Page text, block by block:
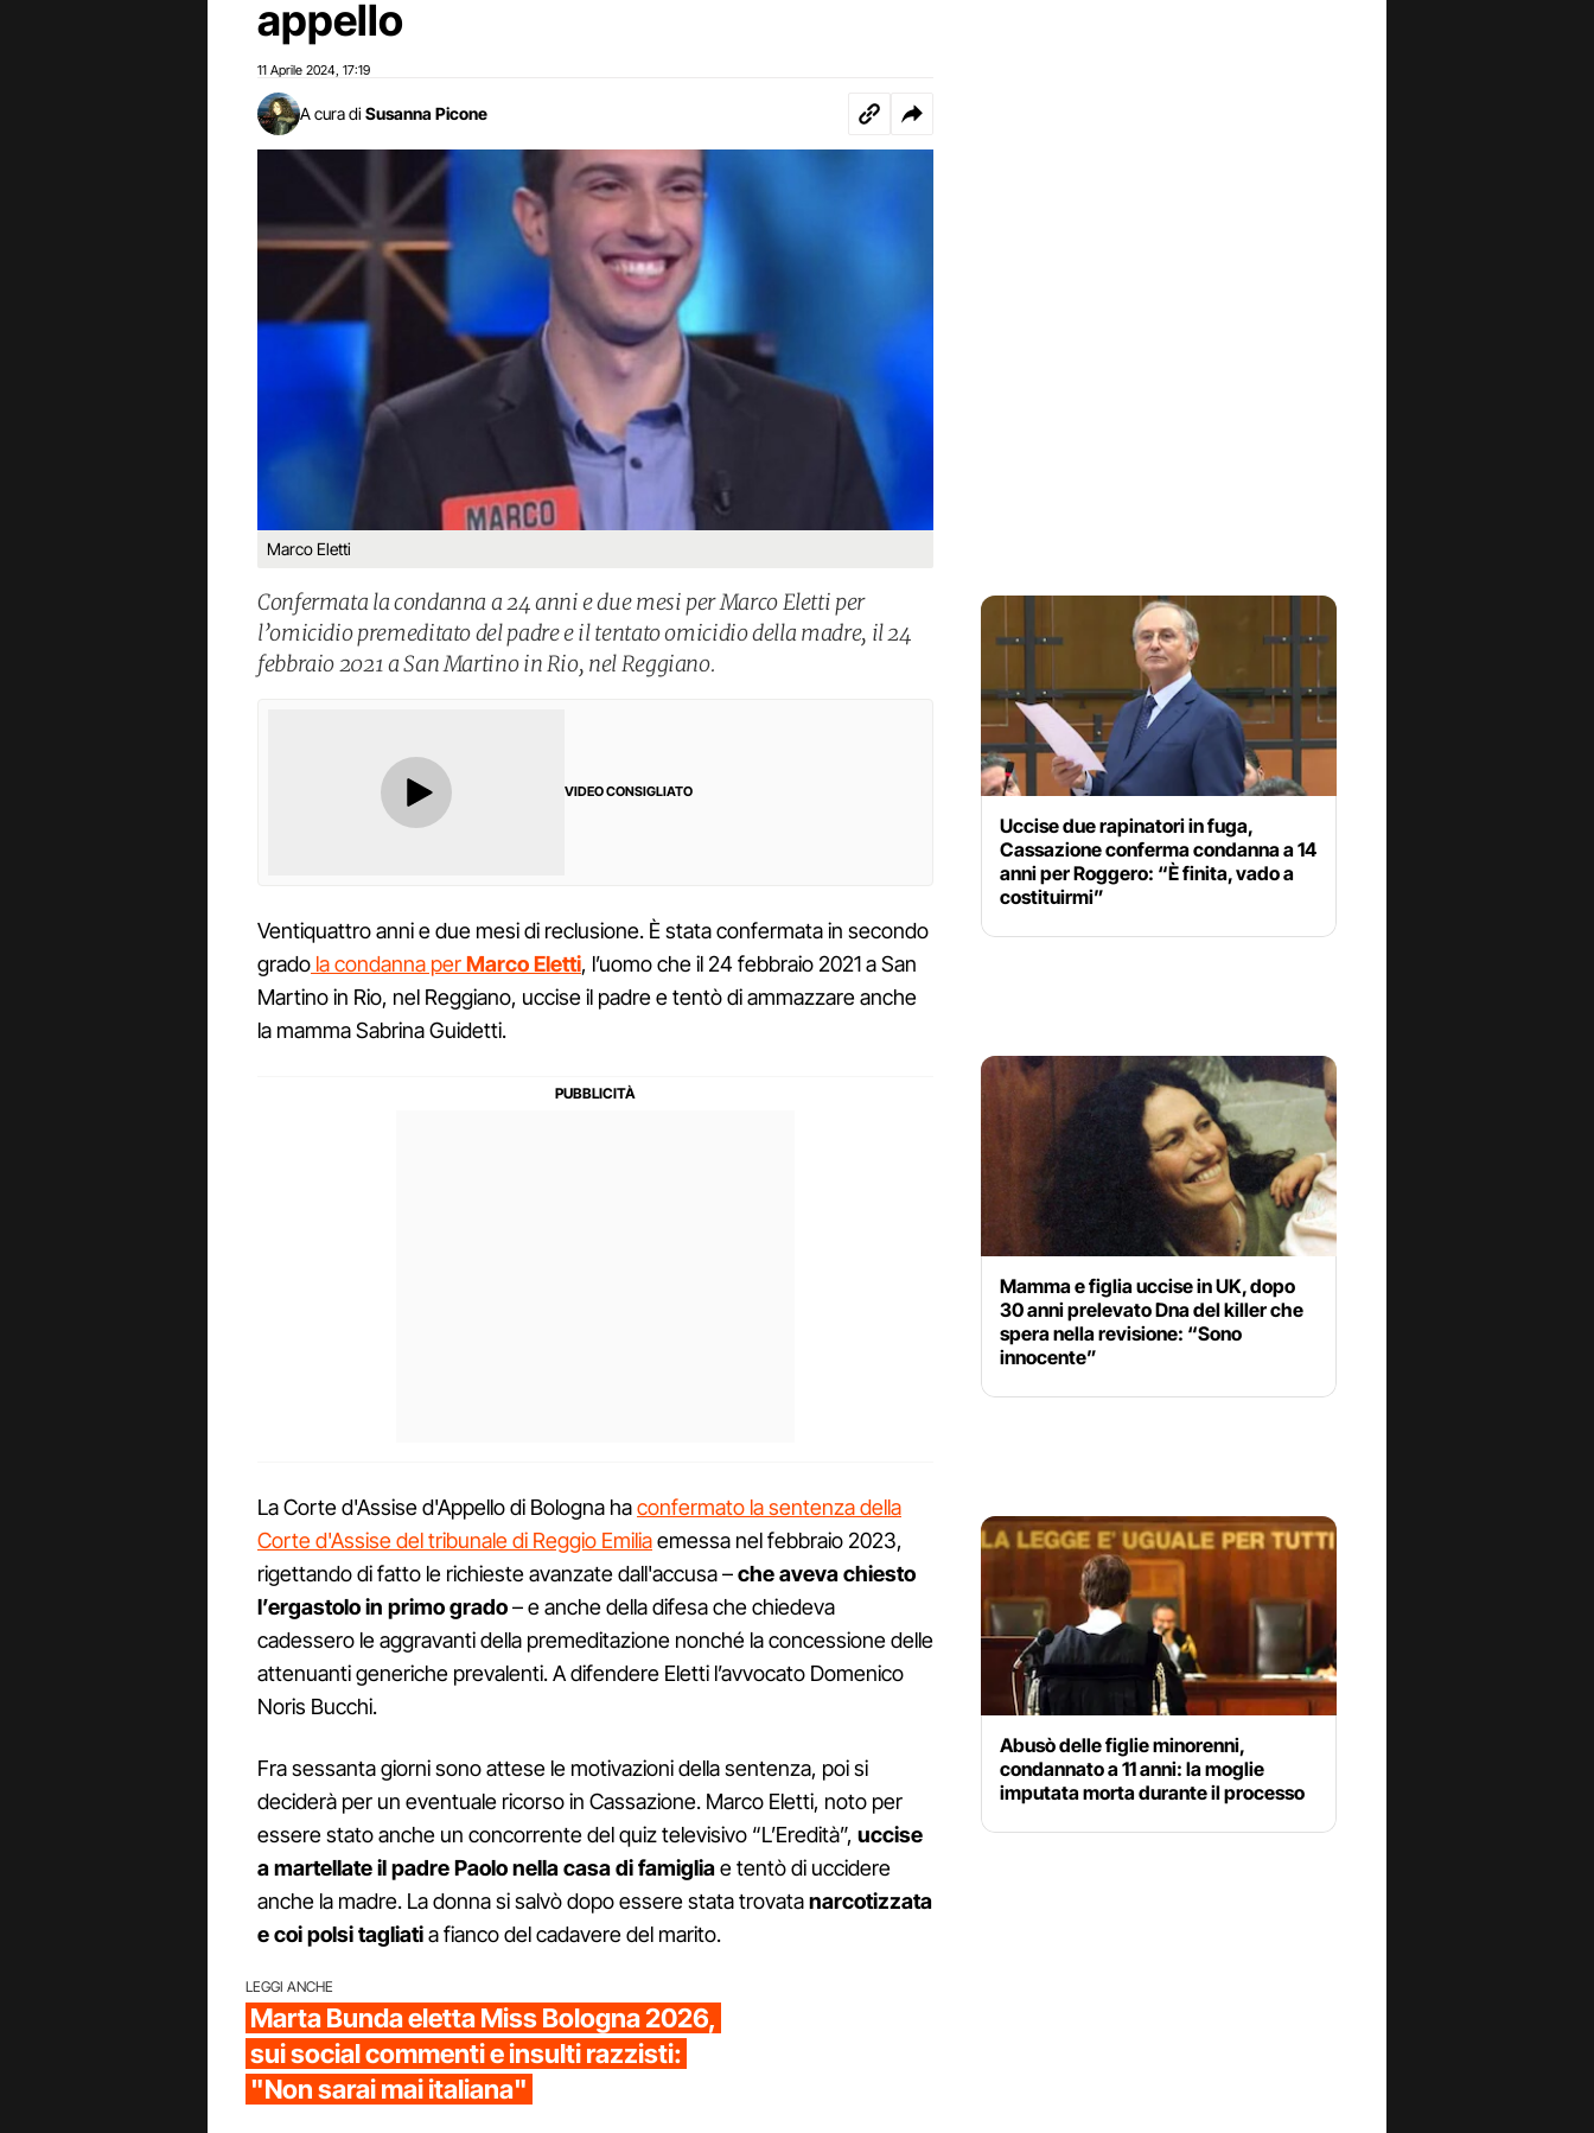
appello
11 Aprile 2024 17:19
A cura di Susanna Picone
Marco Eletti
Confermata la condanna a 24 anni e due mesi per Marco Eletti per
l’omicidio premeditato del padre e il tentato omicidio della madre, il 24
febbraio 2021 a San Martino in Rio, nel Reggiano.
VIDEO CONSIGLIATO
Ventiquattro anni e due mesi di reclusione. È stata confermata in secondo
grado la condanna perMarco Eletti, l’uomo che il 24 febbraio 2021 a San
Martino in Rio, nel Reggiano, uccise il padre e tentò di ammazzare anche
la mamma Sabrina Guidetti.
La Corte d'Assise d'Appello di Bologna haconfermato la sentenza della
Corte d'Assise del tribunale di Reggio Emiliaemessa nel febbraio 2023,
rigettando di fatto le richieste avanzate dall'accusa –che aveva chiesto
l’ergastolo in primo grado– e anche della difesa che chiedeva
cadessero le aggravanti della premeditazione nonché la concessione delle
attenuanti generiche prevalenti. A difendere Eletti l’avvocato Domenico
Noris Bucchi.
Fra sessanta giorni sono attese le motivazioni della sentenza, poi si
deciderà per un eventuale ricorso in Cassazione. Marco Eletti, noto per
essere stato anche un concorrente del quiz televisivo “L’Eredità”, uccise
a martellate il padre Paolo nella casa di famigliae tentò di uccidere
anche la madre. La donna si salvò dopo essere stata trovatanarcotizzata
e coi polsi tagliatia fianco del cadavere del marito.
LEGGI ANCHE
Marta Bunda eletta Miss Bologna 2026,
sui social commenti e insulti razzisti:
"Non sarai mai italiana"
Uccise due rapinatori in fuga,
Cassazione conferma condanna a 14
anni per Roggero: “È finita, vado a
costituirmi”
Mamma e figlia uccise in UK, dopo
30 anni prelevato Dna del killer che
spera nella revisione: “Sono
innocente”
Abusò delle figlie minorenni,
condannato a 11 anni: la moglie
imputata morta durante il processo